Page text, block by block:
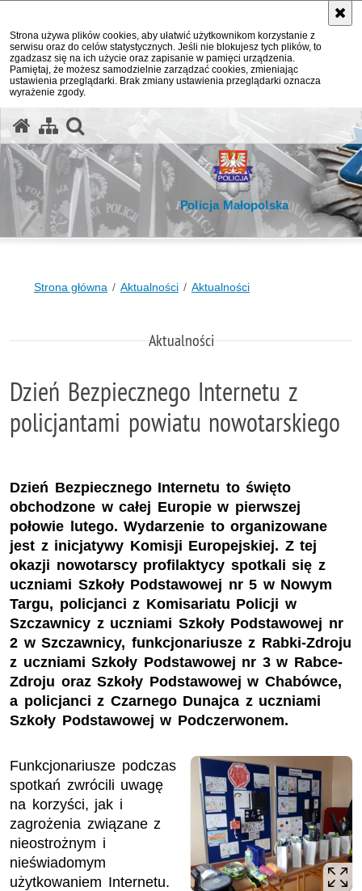
Strona używa plików cookies, aby ułatwić użytkownikom korzystanie z
serwisu oraz do celów statystycznych. Jeśli nie blokujesz tych plików, to
zgadzasz się na ich użycie oraz zapisanie w pamięci urządzenia.
Pamiętaj, że możesz samodzielnie zarządzać cookies, zmieniając
ustawienia przeglądarki. Brak zmiany ustawienia przeglądarki oznacza
wyrażenie zgody.
Policja Małopolska
Strona główna Aktualności Aktualności
Aktualności
Dzień Bezpiecznego Internetu z
policjantami powiatu nowotarskiego
Dzień Bezpiecznego Internetu to święto
obchodzone w całej Europie w pierwszej
połowie lutego. Wydarzenie to organizowane
jest z inicjatywy Komisji Europejskiej. Z tej
okazji nowotarscy profilaktycy spotkali się z
uczniami Szkoły Podstawowej nr 5 w Nowym
Targu, policjanci z Komisariatu Policji w
Szczawnicy z uczniami Szkoły Podstawowej nr
2 w Szczawnicy, funkcjonariusze z Rabki-Zdroju
z uczniami Szkoły Podstawowej nr 3 w Rabce-
Zdroju oraz Szkoły Podstawowej w Chabówce,
a policjanci z Czarnego Dunajca z uczniami
Szkoły Podstawowej w Podczerwonem.
Funkcjonariusze podczas
spotkań zwrócili uwagę
na korzyści, jak i
zagrożenia związane z
nieostrożnym i
nieświadomym
użytkowaniem Internetu.